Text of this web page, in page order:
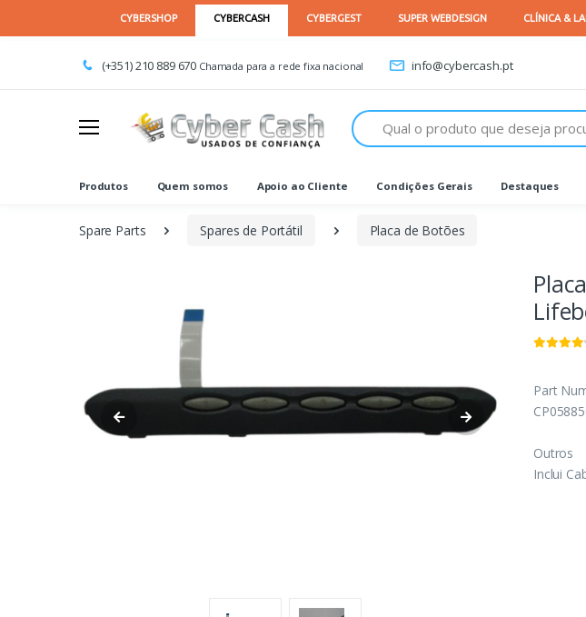
(+351) 210 889 670 Chamada para a rede fixa nacional info@cybercash.pt
Procurar
Produtos Quem somos Apoio ao Cliente Condições Gerais Destaques
Spare Parts Spares de Portátil Placa de Botões
Part
Outros
Inclui